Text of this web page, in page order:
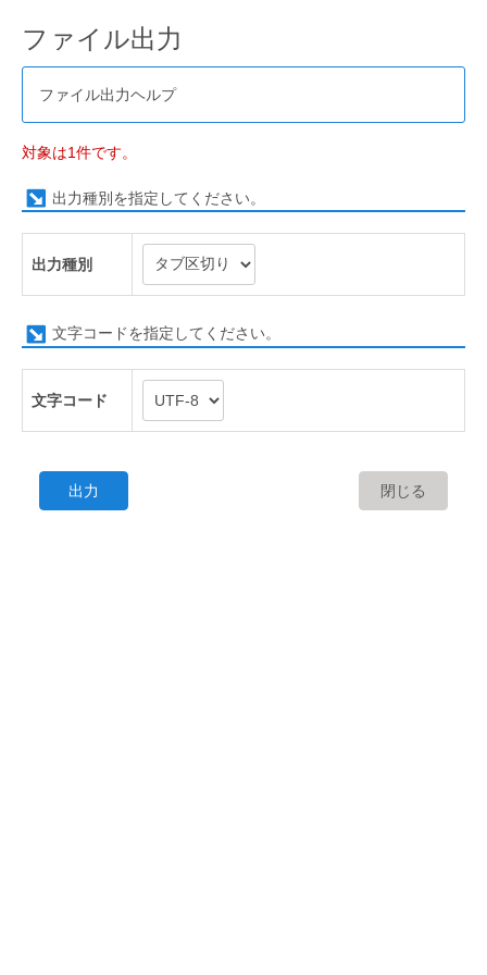
ファイル出力
ファイル出力ヘルプ
対象は1件です。
出力種別を指定してください。
出力種別
文字コードを指定してください。
文字コード